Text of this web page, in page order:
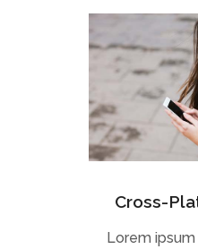
Cross-
Lorem